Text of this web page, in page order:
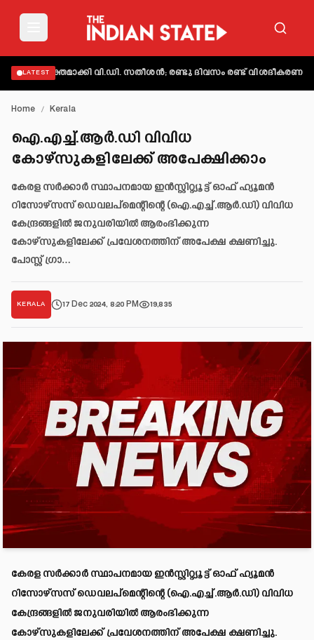
LATEST
വ്യക്തമാക്കി വി.ഡി. സതീശൻ; രണ്ടു ദിവസം രണ്ട്
Home / Kerala
ഐ.എച്ച്.ആർ.ഡി വിവിധ
കോഴ്സുകളിലേക്ക് അപേക്ഷിക്കാം
കേരള സർക്കാർ സ്ഥാപനമായ ഇൻസ്റ്റിറ്റ്യൂട്ട് ഓഫ് ഹ്യൂമൻ
റിസോഴ്സസ് ഡെവലപ്മെന്റിന്റെ (ഐ.എച്ച്.ആർ.ഡി) വിവിധ
കേന്ദ്രങ്ങളിൽ ജനുവരിയിൽ ആരംഭിക്കുന്ന
കോഴ്സുകളിലേക്ക് പ്രവേശനത്തിന് അപേക്ഷ ക്ഷണിച്ചു.
പോസ്റ്റ് ഗ്രാ…
KERALA 17 Dec 2024, 8:20 PM 19,835
കേരള സർക്കാർ സ്ഥാപനമായ ഇൻസ്റ്റിറ്റ്യൂട്ട് ഓഫ് ഹ്യൂമൻ
റിസോഴ്സസ് ഡെവലപ്മെന്റിന്റെ (ഐ.എച്ച്.ആർ.ഡി) വിവിധ
കേന്ദ്രങ്ങളിൽ ജനുവരിയിൽ ആരംഭിക്കുന്ന
കോഴ്സുകളിലേക്ക് പ്രവേശനത്തിന് അപേക്ഷ ക്ഷണിച്ചു.